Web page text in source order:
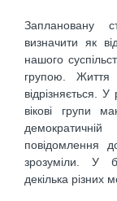
Заплановану
визначити як
нашого
групою. Життя
відрізняється. У
вікові групи
повідомлення
зрозуміли. У
декілька різних